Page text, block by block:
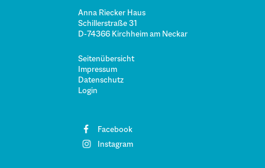
Anna Riecker Haus
Schillerstraße 31
D-74366 Kirchheim am Neckar
Seitenübersicht
Impressum
Datenschutz
Login
Facebook
Instagram